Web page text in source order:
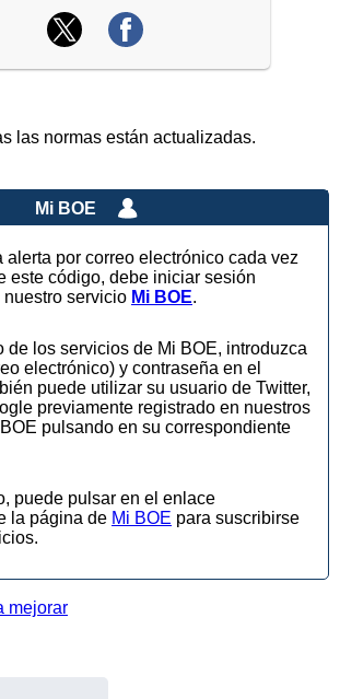
las normas están actualizadas.
Mi BOE
alerta por correo electrónico cada vez
este código, debe iniciar sesión
servicio Mi BOE.
de los servicios de Mi BOE, introduzca
electrónico) y contraseña en el
puede utilizar su usuario de Twitter,
previamente registrado en nuestros
pulsando en su correspondiente
puede pulsar en el enlace
la página de Mi BOE para suscribirse
mejorar